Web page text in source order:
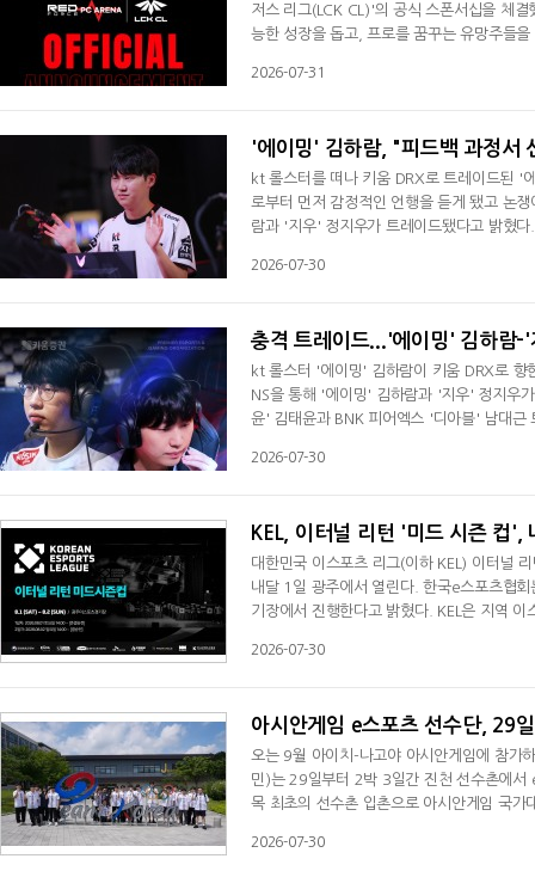
저스 리그(LCK CL)'의 공식 스폰서십을 체
능한 성장을 돕고, 프로를 꿈꾸는 유망주들
생태계의 핵심 파트너로 확고히 자리매김하
2026-07-31
'에이밍' 김하람, "피드백 과정서
kt 롤스터를 떠나 키움 DRX로 트레이드된 '
로부터 먼저 감정적인 언행을 듣게 됐고 논
람과 '지우' 정지우가 트레이드됐다고 밝혔
재를 가리기 위함이 아니며, 갑작스러운 소
2026-07-30
충격 트레이드...'에이밍' 김하람-
kt 롤스터 '에이밍' 김하람이 키움 DRX로
NS을 통해 '에이밍' 김하람과 '지우' 정지우
윤' 김태윤과 BNK 피어엑스 '디아블' 남대근
합류했지만 '레이지필' 쩐바오민에게 밀린
2026-07-30
KEL, 이터널 리턴 '미드 시즌 컵',
대한민국 이스포츠 리그(이하 KEL) 이터널
내달 1일 광주에서 열린다. 한국e스포츠협
기장에서 진행한다고 밝혔다. KEL은 지역
우르고 있다. 오프라인 경기는 지역 이스포
2026-07-30
아시안게임 e스포츠 선수단, 29
오는 9월 아이치-나고야 아시안게임에 참가
민)는 29일부터 2박 3일간 진천 선수촌에서
목 최초의 선수촌 입촌으로 아시안게임 국
개 세부 종목으로 확대됐다. 이번 입촌 훈련
2026-07-30